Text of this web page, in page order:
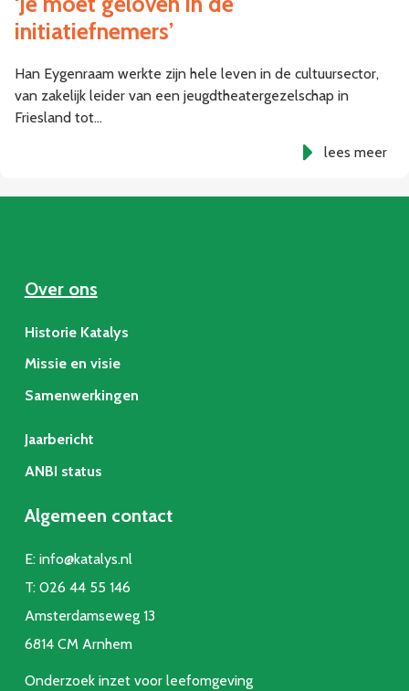
initiatiefnemers’
Han Eygenraam werkte zijn hele leven in de cultuursector,
van zakelijk leider van een jeugdtheatergezelschap in
Friesland tot…
lees meer
Over ons
Historie Katalys
Missie en visie
Samenwerkingen
Jaarbericht
ANBI status
Algemeen contact
E: info@katalys.nl
T: 026 44 55 146
Amsterdamseweg 13
6814 CM Arnhem
Onderzoek inzet voor leefomgeving